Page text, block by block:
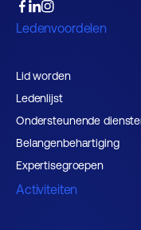
Ledenvoordelen
Lid worden
Ledenlijst
Ondersteunende
Belangenbehartiging
Expertisegroepen
Activiteiten